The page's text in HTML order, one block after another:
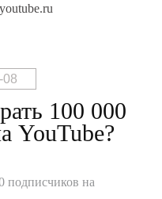
08
100 000
YouTube?
подписчиков на